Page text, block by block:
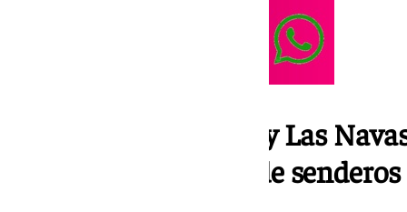
Estepa, Guadalcanal y Las
cuentan con mapas de senderos